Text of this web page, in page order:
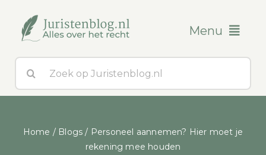
inhoud
Menu
Blogs
naar:
Home / Blogs / Personeel aannemen? Hier moet je
rekening mee houden